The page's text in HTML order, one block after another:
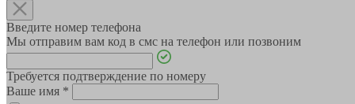
Введите номер телефона
Мы отправим вам код в смс на телефон или позвоним
Требуется подтверждение по номеру
Ваше имя *